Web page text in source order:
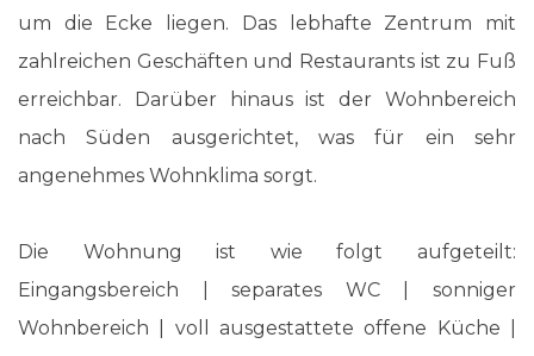
um die Ecke liegen. Das lebhafte Zentrum mit
zahlreichen Geschäften und Restaurants ist zu Fuß
erreichbar. Darüber hinaus ist der Wohnbereich
nach Süden ausgerichtet, was für ein sehr
angenehmes Wohnklima sorgt.
Die Wohnung ist wie folgt aufgeteilt:
Eingangsbereich | separates WC | sonniger
Wohnbereich | voll ausgestattete offene Küche |